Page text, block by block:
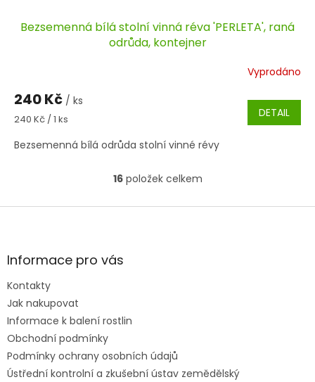
Bezsemenná bílá stolní vinná réva 'PERLETA', raná
odrůda, kontejner
Vyprodáno
240 Kč / ks
Měrná
240 Kč / 1 ks DETAIL
Bezsemenná bílá odrůda stolní vinné révy
O
l
v
ý
16položek celkem
Z
aInformace pro vás
Kontakty
Jak nakupovat
Informace k balení rostlin
Obchodní podmínky
Podmínky ochrany osobních údajů
Ústřední kontrolní a zkušební ústav zemědělský